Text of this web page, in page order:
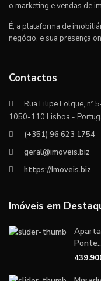
o marketing e vendas de
É, a plataforma de
negócio, e sua presença
Contactos
Rua Filipe Folque, nº
1050-110 Lisboa -
(+351) 96 623 1754
geral@imoveis.biz
https://Imoveis.biz
Imóveis em